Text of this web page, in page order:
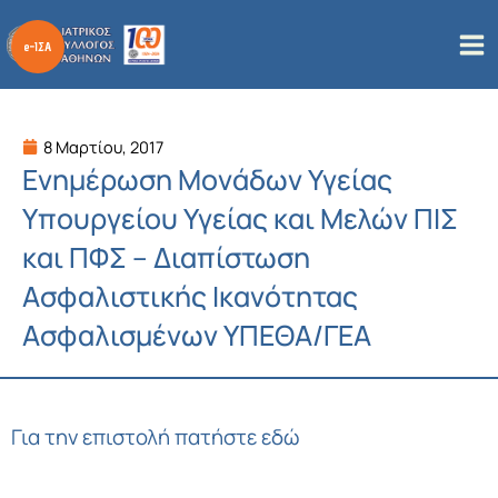
στο
περιεχόμενο
8 Μαρτίου, 2017
Ενημέρωση Μονάδων Υγείας
Υπουργείου Υγείας και Μελών ΠΙΣ
και ΠΦΣ – Διαπίστωση
Ασφαλιστικής Ικανότητας
Ασφαλισμένων ΥΠΕΘΑ/ΓΕΑ
Για την επιστολή πατήστε εδώ